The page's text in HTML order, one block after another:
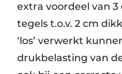
extra voordeel van
tegels t.o.v. 2 cm
‘los’ verwerkt
drukbelasting van